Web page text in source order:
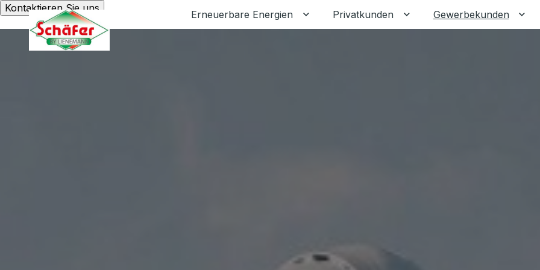
Kontaktieren Sie uns
Erneuerbare Energien Untermenü für Erneuerbare Energien umschalten
Privatkunden Untermenü für
Gewerbekunden